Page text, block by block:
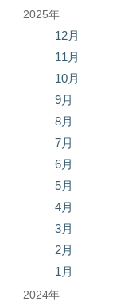
2025年
12月
11月
10月
9月
8月
7月
6月
5月
4月
3月
2月
1月
2024年